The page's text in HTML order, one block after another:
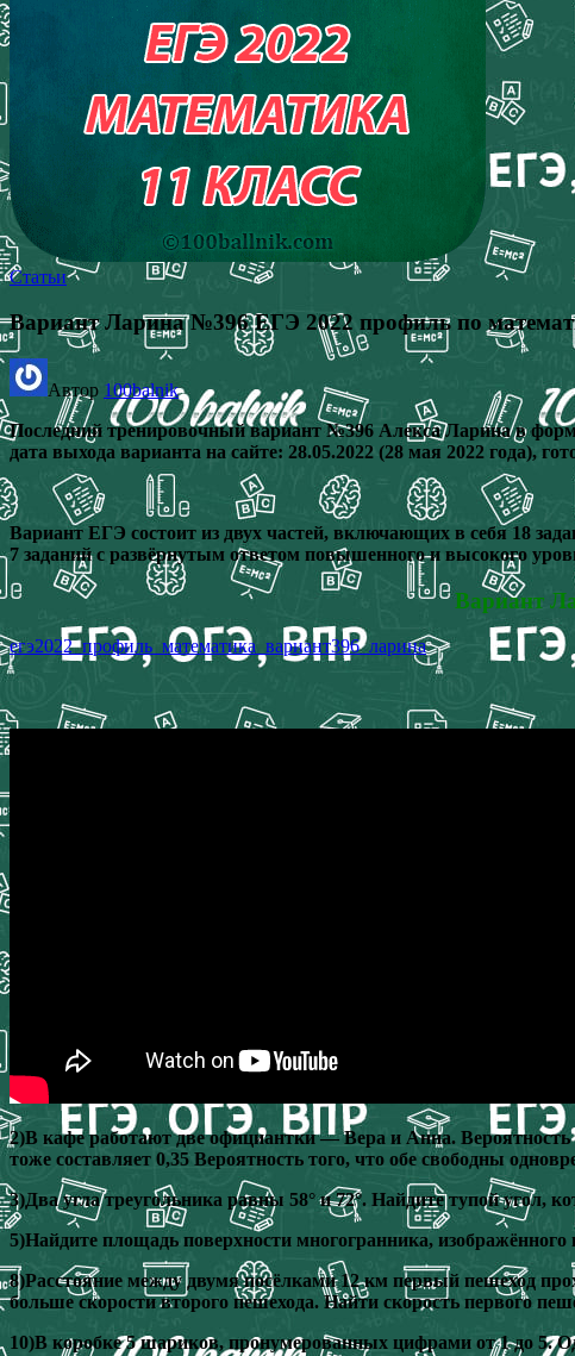
Статьи
Вариант Ларина №396 ЕГЭ 2022 профиль по
Автор 100balnik
Последний тренировочный вариант №396 Алекса Ларина в
дата выхода варианта на сайте: 28.05.2022 (28 мая 2022 года),
Вариант ЕГЭ состоит из двух частей, включающих в себя 18
7 заданий с развёрнутым ответом повышенного и высокого
Вариант
егэ2022_профиль_математика_вариант396_ларина
2)В кафе работают две официантки — Вера и Анна. Вероятность
тоже составляет 0,35 Вероятность того, что обе свободны
3)Два угла треугольника равны 58° и 72°. Найдите тупой угол,
5)Найдите площадь поверхности многогранника,
8)Расстояние между двумя посёлками 12 км первый пешеход
больше скорости второго пешехода. Найти скорость первого
10)В коробке 5 шариков, пронумерованных цифрами от 1 до 5.